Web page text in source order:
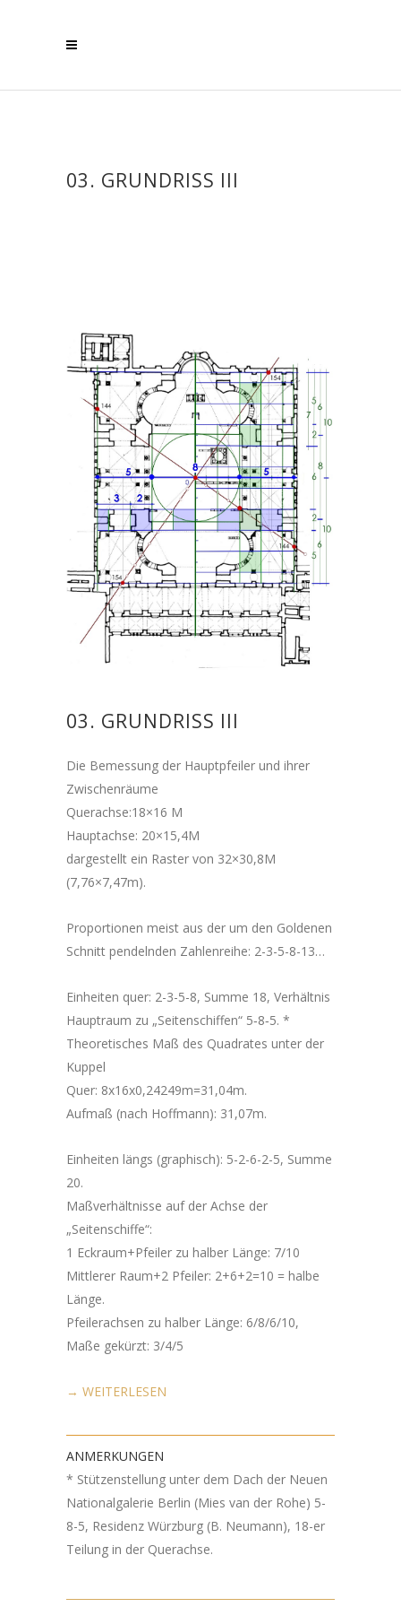
03. GRUNDRISS III
03. GRUNDRISS III
Die Bemessung der Hauptpfeiler und ihrer
Zwischenräume
Querachse:18×16 M
Hauptachse: 20×15,4M
dargestellt ein Raster von 32×30,8M
(7,76×7,47m).
Proportionen meist aus der um den Goldenen
Schnitt pendelnden Zahlenreihe: 2-3-5-8-13…
Einheiten quer: 2-3-5-8, Summe 18, Verhältnis
Hauptraum zu „Seitenschiffen“ 5‑8‑5. *
Theoretisches Maß des Quadrates unter der
Kuppel
Quer: 8x16x0,24249m=31,04m.
Aufmaß (nach Hoffmann): 31,07m.
Einheiten längs (graphisch): 5-2-6-2-5, Summe
20.
Maßverhältnisse auf der Achse der
„Seitenschiffe“:
1 Eckraum+Pfeiler zu halber Länge: 7/10
Mittlerer Raum+2 Pfeiler: 2+6+2=10 = halbe
Länge.
Pfeilerachsen zu halber Länge: 6/8/6/10,
Maße gekürzt: 3/4/5
→ WEITERLESEN
ANMERKUNGEN
* Stützenstellung unter dem Dach der Neuen
Nationalgalerie Berlin (Mies van der Rohe) 5-
8-5, Residenz Würzburg (B. Neumann), 18-er
Teilung in der Querachse.